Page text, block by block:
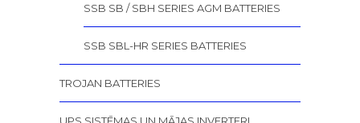
SSB SB / SBH SERIES AGM BATTERIES
SSB SBL-HR SERIES BATTERIES
TROJAN BATTERIES
UPS SISTĒMAS UN MĀJAS INVERTERI